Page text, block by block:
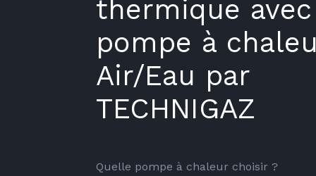
thermique
pompe à
Air/Eau par
TECHNIGAZ
Quelle pompe à chaleur choisir ?